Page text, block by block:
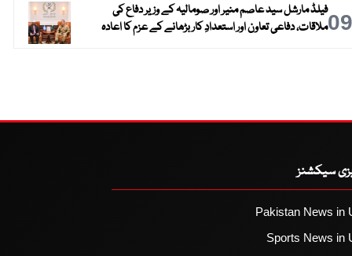
09فیلڈ مارشل سید عاصم منیر اور صومالیہ کے وزیر دفاع کی
ملاقات، دفاعی تعاون اور استعدادِ کار بڑھانے کے عزم کا اعادہ
سیکشنز
Pakistan News in
Sports News in